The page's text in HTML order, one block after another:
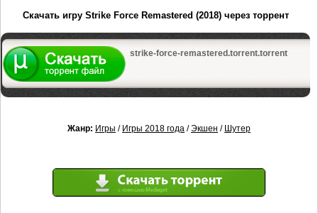
Скачать игру Strike Force Remastered (2018) через торрент
strike-force-remastered.torrent.torrent
Жанр: Игры / Игры 2018 года /Экшен / Шутер